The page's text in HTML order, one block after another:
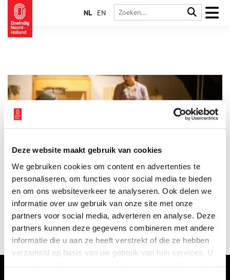
Deze website maakt gebruik van cookies
We gebruiken cookies om content en advertenties te
personaliseren, om functies voor social media te bieden
en om ons websiteverkeer te analyseren. Ook delen we
informatie over uw gebruik van onze site met onze
partners voor social media, adverteren en analyse. Deze
partners kunnen deze gegevens combineren met andere
informatie die u aan ze heeft verstrekt of die ze hebben
verzameld op basis van uw gebruik van hun services. U
NL EN
Zaterdag 24 en zondag 25 januari is het Middeleeuws
Weekend op Kasteel Radboud! De Hanzecompagnie logeert op
het kasteel en gaat aan de slag met oude ambachten als
boekbinden, houtsnijden en nog veel meer. Op de zaterdag
zijn bovendien onze eigen kleermaaksters aan het werk met
Middeleeuws Handwerken.
1 min